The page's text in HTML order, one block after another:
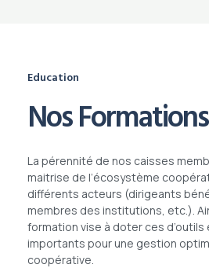
Education
Nos Formations
La pérennité de nos caisses
maitrise de l’écosystème
différents acteurs (dirigeants
membres des institutions, etc.).
formation vise à doter ces
importants pour une gestion
coopérative.